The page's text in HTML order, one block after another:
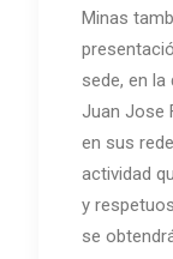
Minas
sede, en
Juan Jose
en sus
actividad
y
se